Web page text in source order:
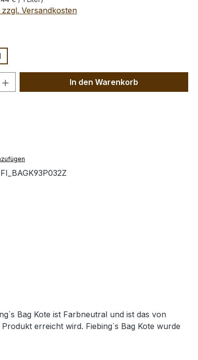
Versandkosten
Gib den gewünschten Wert
In den Warenkorb
FI_BAGK93P032Z
Bag Kote ist Farbneutral und ist das von
erreicht wird. Fiebing`s Bag Kote wurde